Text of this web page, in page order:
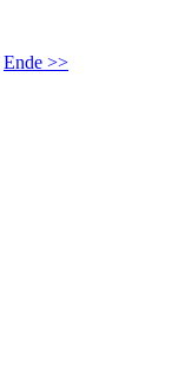
Ende >>